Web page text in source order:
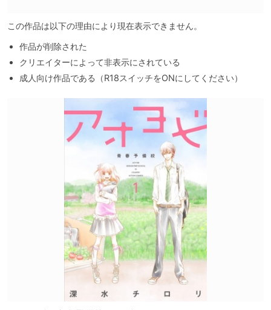
この作品は以下の理由により現在表示できません。
作品が削除された
クリエイターによって非表示にされている
成人向け作品である（R18スイッチをONにしてください）